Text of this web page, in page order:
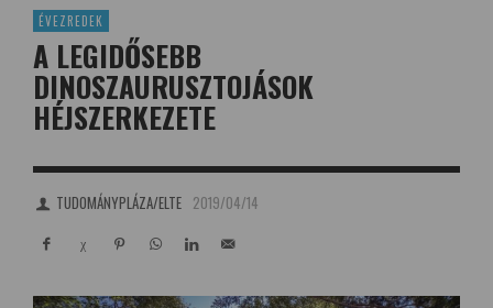
ÉVEZREDEK
A LEGIDŐSEBB
DINOSZAURUSZTOJÁSOK
HÉJSZERKEZETE
TUDOMÁNYPLÁZA/ELTE 2019/04/14